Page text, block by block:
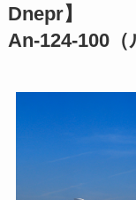
Dnepr】
An-124-100（